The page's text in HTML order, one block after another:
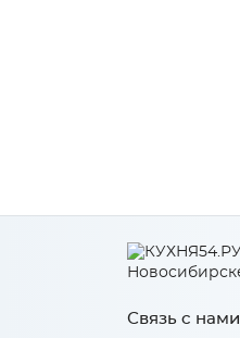
Связь с нами